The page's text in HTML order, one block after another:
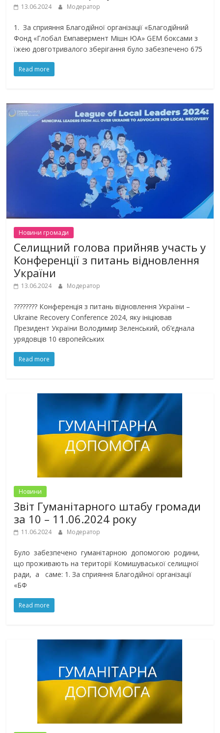
13.06.2024 Модератор
1. За сприяння Благодійної організації «Благодійний
Фонд «Глобал Емпавермент Мішн ЮА» GEM боксами з
їжею довготривалого зберігання було забезпечено 675
Read more
Новини громади
Селищний голова прийняв участь у
Конференції з питань відновлення
України
13.06.2024 Модератор
???????? Конференція з питань відновлення України –
Ukraine Recovery Conference 2024, яку ініціював
Президент України Володимир Зеленський, об’єднала
урядовців 10 європейських
Read more
Новини
Звіт Гуманітарного штабу громади
за 10 – 11.06.2024 року
11.06.2024 Модератор
Було забезпечено гуманітарною допомогою родини,
що проживають на території Комишуваської селищної
ради, а саме: 1. За сприяння Благодійної організації
«БФ
Read more